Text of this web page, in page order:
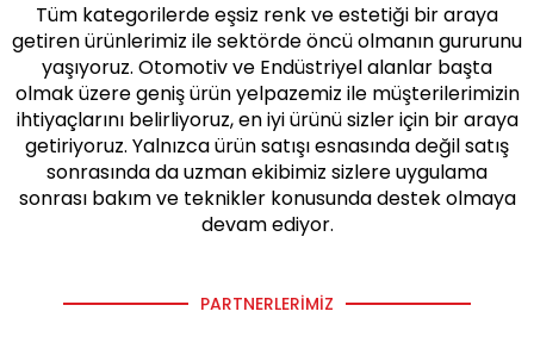
Tüm kategorilerde eşsiz renk ve estetiği bir araya
getiren ürünlerimiz ile sektörde öncü olmanın gururunu
yaşıyoruz. Otomotiv ve Endüstriyel alanlar başta
olmak üzere geniş ürün yelpazemiz ile müşterilerimizin
ihtiyaçlarını belirliyoruz, en iyi ürünü sizler için bir araya
getiriyoruz. Yalnızca ürün satışı esnasında değil satış
sonrasında da uzman ekibimiz sizlere uygulama
sonrası bakım ve teknikler konusunda destek olmaya
devam ediyor.
PARTNERLERIMIZ